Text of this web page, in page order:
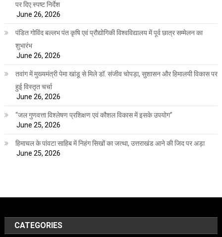
पर दिए स्पष्ट निर्देश
June 26, 2026
पंडित गोविंद बल्लभ पंत कृषि एवं प्रौद्योगिकी विश्वविद्यालय में पूर्व छात्र सम्मेलन का
शुभारंभ
June 26, 2026
तवांग में मुख्यमंत्री पेमा खांडू से मिले डॉ. संजीव चोपड़ा, सुशासन और हिमालयी विकास पर
हुई विस्तृत चर्चा
June 26, 2026
“जल गुणवत्ता विश्लेषण प्रशिक्षण एवं कौशल विकास में इसके उपयोग”
June 25, 2026
हिमाचल के पांवटा साहिब में निहंग सिखों का जत्था, उत्तराखंड आने की जिद पर अड़ा
June 25, 2026
CATEGORIES